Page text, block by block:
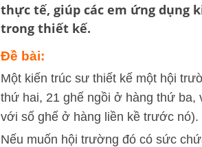
thực tế, giúp các em ứng dụng
trong thiết kế.
Đề bài:
Một kiến trúc sư thiết kế một hội
thứ hai, 21 ghế ngồi ở hàng thứ
với số ghế ở hàng liền kề trước nó).
Nếu muốn hội trường đó có sức